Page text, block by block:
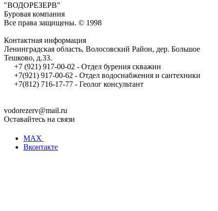
"ВОДОРЕЗЕРВ"
Буровая компания
Все права защищены. © 1998
Контактная информация
Ленинградская область, Волосовский Район, дер. Большое
Тешково, д.33.
+7 (921) 917-00-02 - Отдел бурения скважин
+7(921) 917-00-62 - Отдел водоснабжения и сантехники
+7(812) 716-17-77 - Геолог консультант
vodorezerv@mail.ru
Оставайтесь на связи
MAX
Вконтакте